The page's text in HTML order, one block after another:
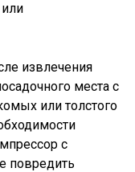
извлечения
места с
или толстого
с
повредить